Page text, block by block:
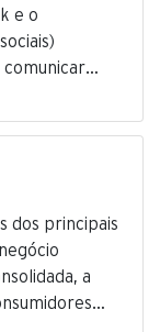
e o
comunicar…
dos principais
a